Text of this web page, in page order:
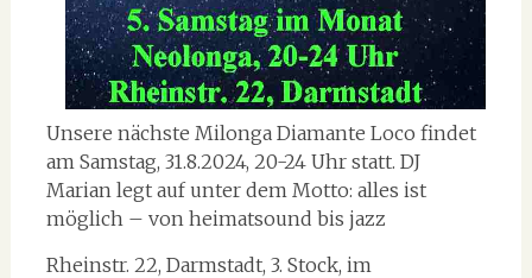
Unsere nächste Milonga Diamante Loco findet
am Samstag, 31.8.2024, 20-24 Uhr statt. DJ
Marian legt auf unter dem Motto: alles ist
möglich – von heimatsound bis jazz
Rheinstr. 22, Darmstadt, 3. Stock, im